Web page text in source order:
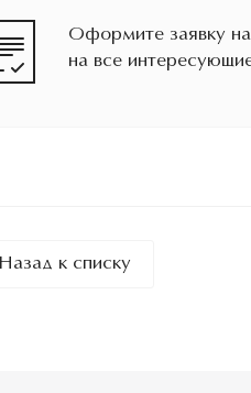
Оформите заявку
на все
Назад к списку